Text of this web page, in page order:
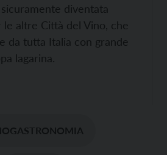
diventata
altre Città del Vino, che
da tutta Italia con grande
lagarina.